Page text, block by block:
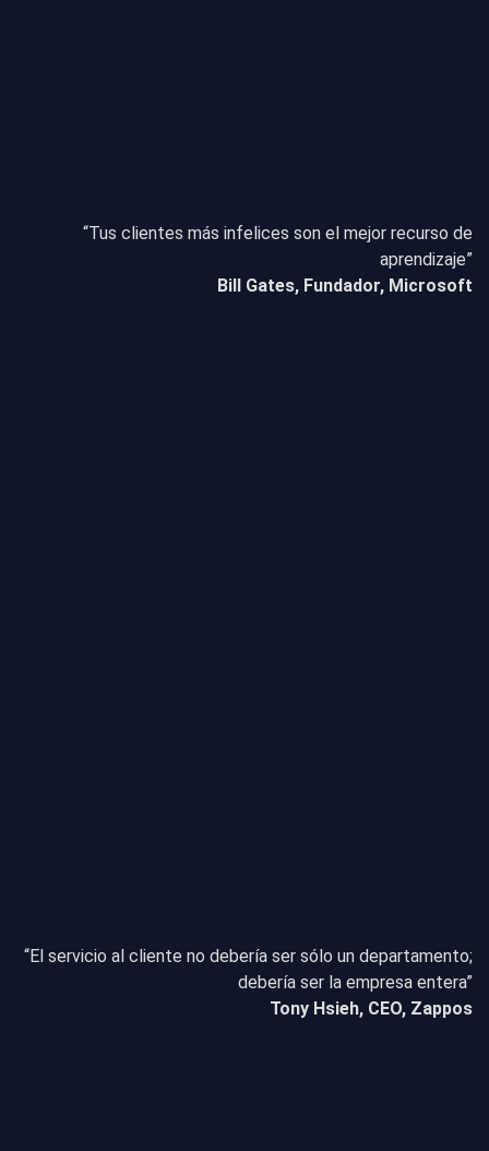
“Tus clientes más infelices son el mejor recurso de
aprendizaje”
Bill Gates, Fundador, Microsoft
“El servicio al cliente no debería ser sólo un departamento;
debería ser la empresa entera”
Tony Hsieh, CEO, Zappos